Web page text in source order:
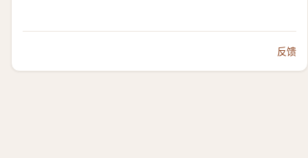
反馈